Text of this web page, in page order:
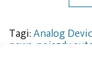
Tagi:Analog
news pojazdy